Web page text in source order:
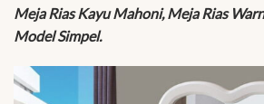
Meja Rias Kayu Mahoni, Meja Rias
Model Simpel.